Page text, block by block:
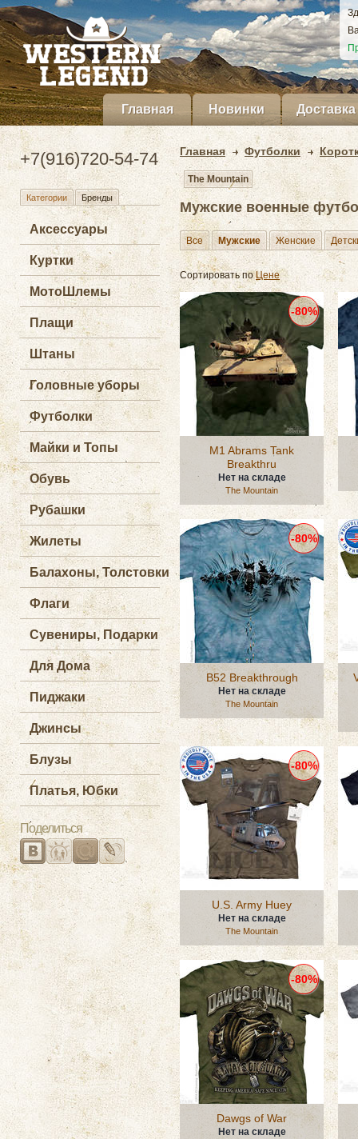
Главная Новинки Доставка
+7(916)720-54-74
Категории Бренды
Аксессуары
Куртки
МотоШлемы
Плащи
Штаны
Головные уборы
Футболки
Майки и Топы
Обувь
Рубашки
Жилеты
Балахоны, Толстовки
Флаги
Сувениры, Подарки
Для Дома
Пиджаки
Джинсы
Блузы
Платья, Юбки
Поделиться
Главная Футболки
The Mountain
Мужские военные
Все Мужские Женские
Сортировать поЦене
M1 Abrams Tank
Breakthru
Нет на складе
The Mountain
-80%
B52 Breakthrough
Нет на складе
The Mountain
-80%
U.S. Army Huey
Нет на складе
The Mountain
-80%
Dawgs of War
Нет на складе
-80%